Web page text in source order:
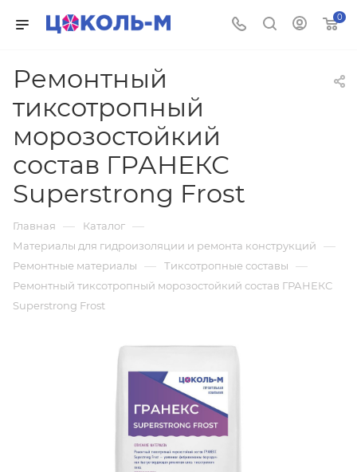
0
Ремонтный
тиксотропный
морозостойкий
состав ГРАНЕКС
Superstrong Frost
Главная — Каталог —
Материалы для гидроизоляции и ремонта конструкций —
Ремонтные материалы — Тиксотропные составы —
Ремонтный тиксотропный морозостойкий состав ГРАНЕКС
Superstrong Frost